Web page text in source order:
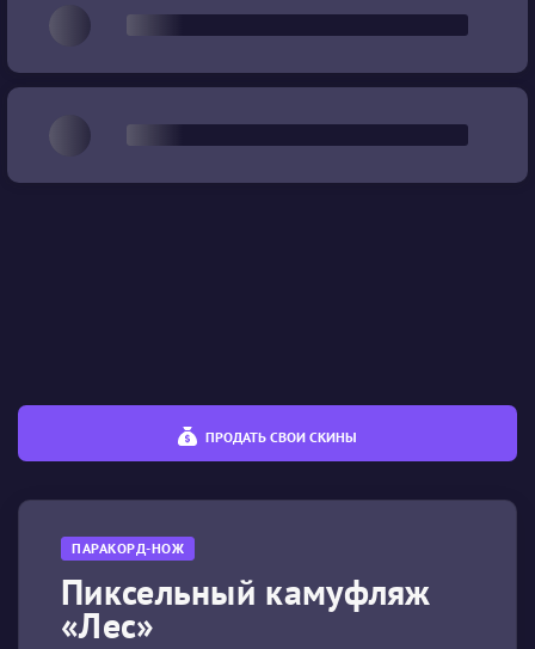
ПРОДАТЬ СВОИ СКИНЫ
Качество
€ €
ПАРАКОРД-НОЖ
Пиксельный камуфляж
«Лес»